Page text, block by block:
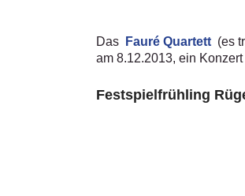
Das Fauré Quartett (es
am 8.12.2013, ein
Festspielfrühling